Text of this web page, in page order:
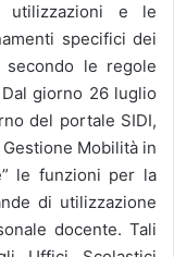
e le
specifici dei
secondo le regole
giorno 26 luglio
del portale SIDI,
Mobilità in
le funzioni per la
di utilizzazione
docente. Tali